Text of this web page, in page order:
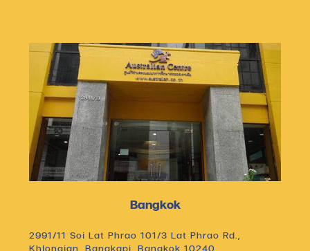
Bangkok
2991/11 Soi Lat Phrao 101/3 Lat Phrao Rd.,
Khlongjan, Bangkapi, Bangkok 10240.